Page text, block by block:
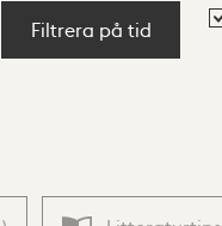
Filtrera på tid